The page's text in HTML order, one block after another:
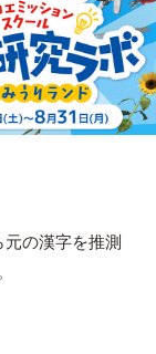
の漢字を推測